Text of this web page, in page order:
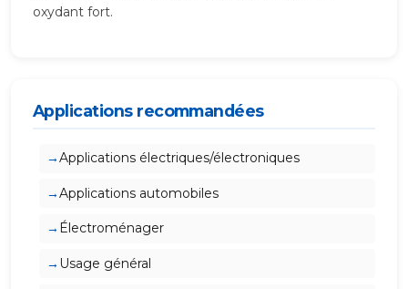
oxydant fort.
Applications recommandées
Applications électriques/électroniques
Applications automobiles
Électroménager
Usage général